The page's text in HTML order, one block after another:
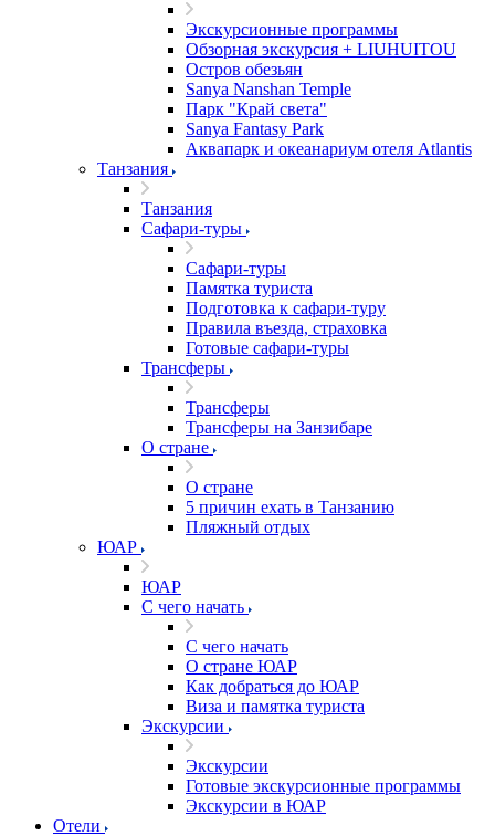
Экскурсионные программы
Обзорная экскурсия + LIUHUITOU
Остров обезьян
Sanya Nanshan Temple
Парк "Край света"
Sanya Fantasy Park
Аквапарк и океанариум отеля Atlantis
Танзания
Танзания
Сафари-туры
Сафари-туры
Памятка туриста
Подготовка к сафари-туру
Правила въезда, страховка
Готовые сафари-туры
Трансферы
Трансферы
Трансферы на Занзибаре
О стране
О стране
5 причин ехать в Танзанию
Пляжный отдых
ЮАР
ЮАР
С чего начать
С чего начать
О стране ЮАР
Как добраться до ЮАР
Виза и памятка туриста
Экскурсии
Экскурсии
Готовые экскурсионные программы
Экскурсии в ЮАР
Отели